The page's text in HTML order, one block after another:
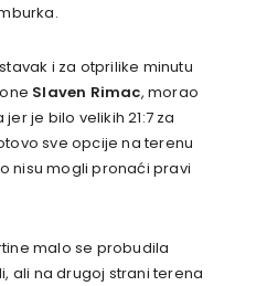
i za otprilike minutu
Slaven Rimac, morao
je bilo velikih 21:7 za
sve opcije na terenu
nisu mogli pronaći pravi
malo se probudila
ali na drugoj strani terena